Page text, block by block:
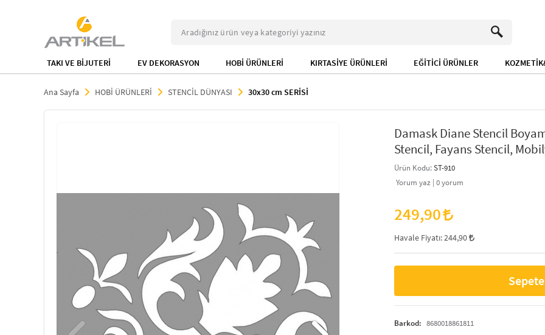
TAKI VE BİJUTERİ EV DEKORASYON HOBİ ÜRÜNLERİ KIRTASİYE ÜRÜNLERİ EĞİTİCİ ÜRÜNLER
Ana Sayfa HOBİ ÜRÜNLERİ STENCİL DÜNYASI 30x30 cm SERİSİ
Damask Diane Stencil
Stencil, Fayans Stencil,
Ürün Kodu:ST-910
Yorum yaz | 0yorum
249,90
Havale Fiyatı:244,90
Barkod: 8680018861811